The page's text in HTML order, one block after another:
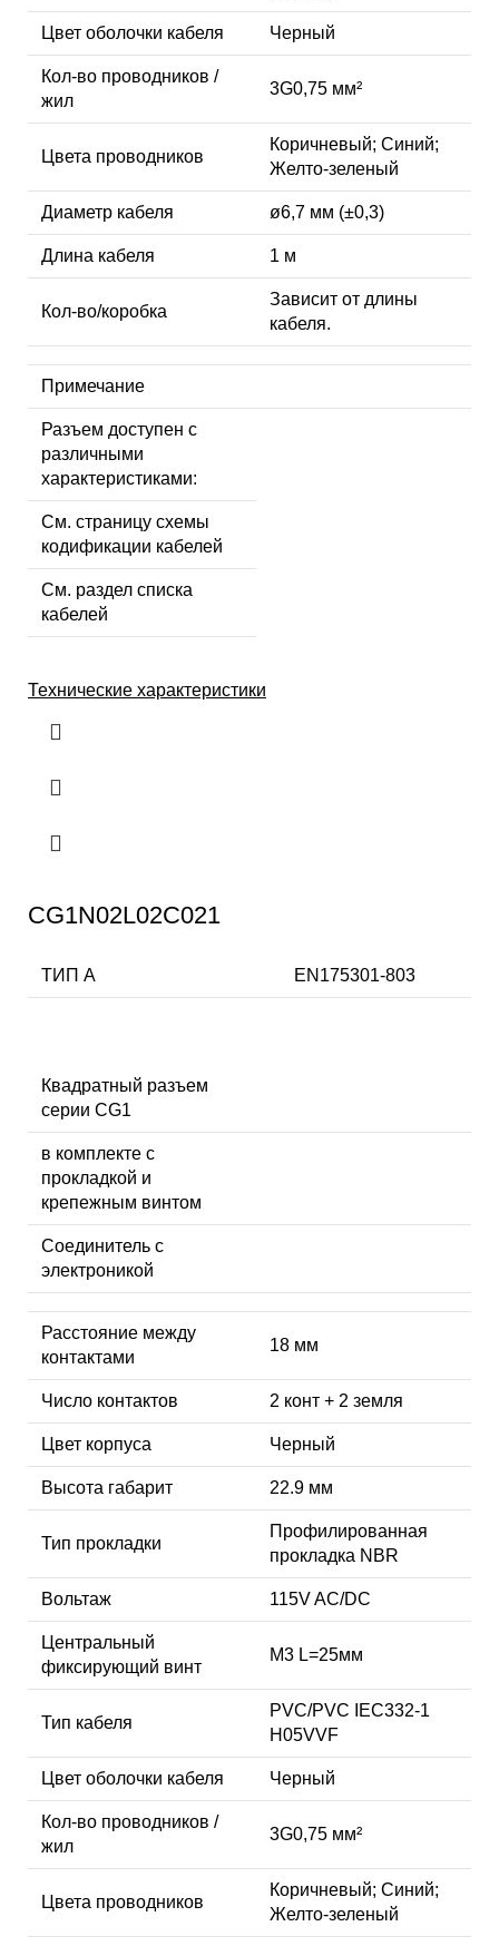
Цвет оболочки кабеля Черный
Кол-во проводников /
жил
3G0,75 мм²
Цвета проводников
Коричневый; Синий;
Желто-зеленый
Диаметр кабеля ø6,7 мм (±0,3)
Длина кабеля 1 м
Кол-во/коробка
Зависит от длины
кабеля.
Примечание
Разъем доступен с
различными
характеристиками:
См. страницу схемы
кодификации кабелей
См. раздел списка
кабелей
Технические характеристики
CG1N02L02C021
ТИП А EN175301-803
Квадратный разъем
серии CG1
в комплекте с
прокладкой и
крепежным винтом
Соединитель с
электроникой
Расстояние между
контактами
18 мм
Число контактов 2 конт + 2 земля
Цвет корпуса Черный
Высота габарит 22.9 мм
Тип прокладки
Профилированная
прокладка NBR
Вольтаж 115V AC/DC
Центральный
фиксирующий винт
M3 L=25мм
Тип кабеля
PVC/PVC IEC332-1
H05VVF
Цвет оболочки кабеля Черный
Кол-во проводников /
жил
3G0,75 мм²
Цвета проводников
Коричневый; Синий;
Желто-зеленый